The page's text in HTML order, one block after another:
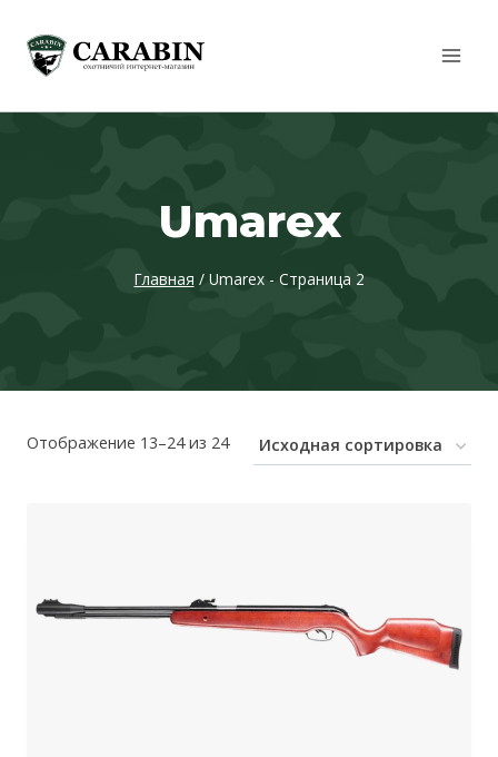
Umarex
Главная / Umarex- Страница 2
Отображение 13–24 из 24